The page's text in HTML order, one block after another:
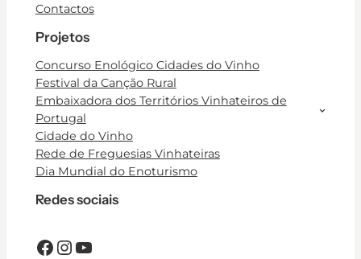
Contactos
Projetos
Concurso Enológico Cidades do Vinho
Festival da Canção Rural
Embaixadora dos Territórios Vinhateiros de
Portugal
Cidade do Vinho
Rede de Freguesias Vinhateiras
Dia Mundial do Enoturismo
Redes sociais
Facebook InstagramYouTube